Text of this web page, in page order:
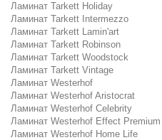
Ламинат Tarkett Holiday
Ламинат Tarkett Intermezzo
Ламинат Tarkett Lamin'art
Ламинат Tarkett Robinson
Ламинат Tarkett Woodstock
Ламинат Tarkett Vintage
Ламинат Westerhof
Ламинат Westerhof Aristocrat
Ламинат Westerhof Celebrity
Ламинат Westerhof Effect Premium
Ламинат Westerhof Home Life